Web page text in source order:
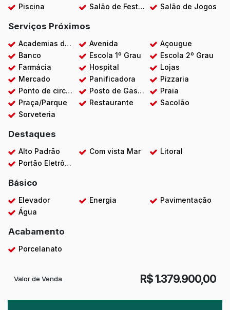
Piscina
Salão de Festas Salão de Jogos
Serviços Próximos
Academias de ginástica Avenida
Açougue
Banco
Escola 1º Grau
Escola 2º Grau
Farmácia
Hospital
Lojas
Mercado
Panificadora
Pizzaria
Ponto de circular
Posto de Gasolina
Praia
Praça/Parque
Restaurante
Sacolão
Sorveteria
Destaques
Alto Padrão Com vista Mar
Litoral
Portão Eletrônico
Básico
Elevador Energia
Pavimentação
Água
Acabamento
Porcelanato
R$1.379.900,00
Valor de Venda